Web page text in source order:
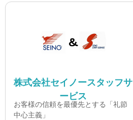
株式会社セイノースタッフサ
ービス
お客様の信頼を最優先とする「礼節
中心主義」